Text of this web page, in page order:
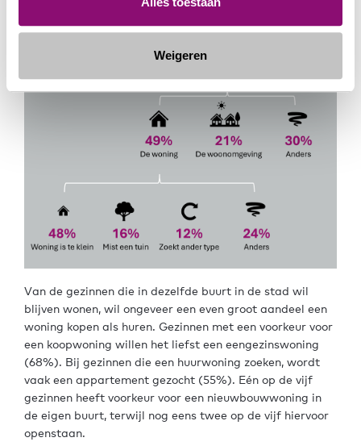
Weigeren
Van de gezinnen die in dezelfde buurt in de stad wil
blijven wonen, wil ongeveer een even groot aandeel een
woning kopen als huren. Gezinnen met een voorkeur voor
een koopwoning willen het liefst een eengezinswoning
(68%). Bij gezinnen die een huurwoning zoeken, wordt
vaak een appartement gezocht (55%). Eén op de vijf
gezinnen heeft voorkeur voor een nieuwbouwwoning in
de eigen buurt, terwijl nog eens twee op de vijf hiervoor
openstaan.